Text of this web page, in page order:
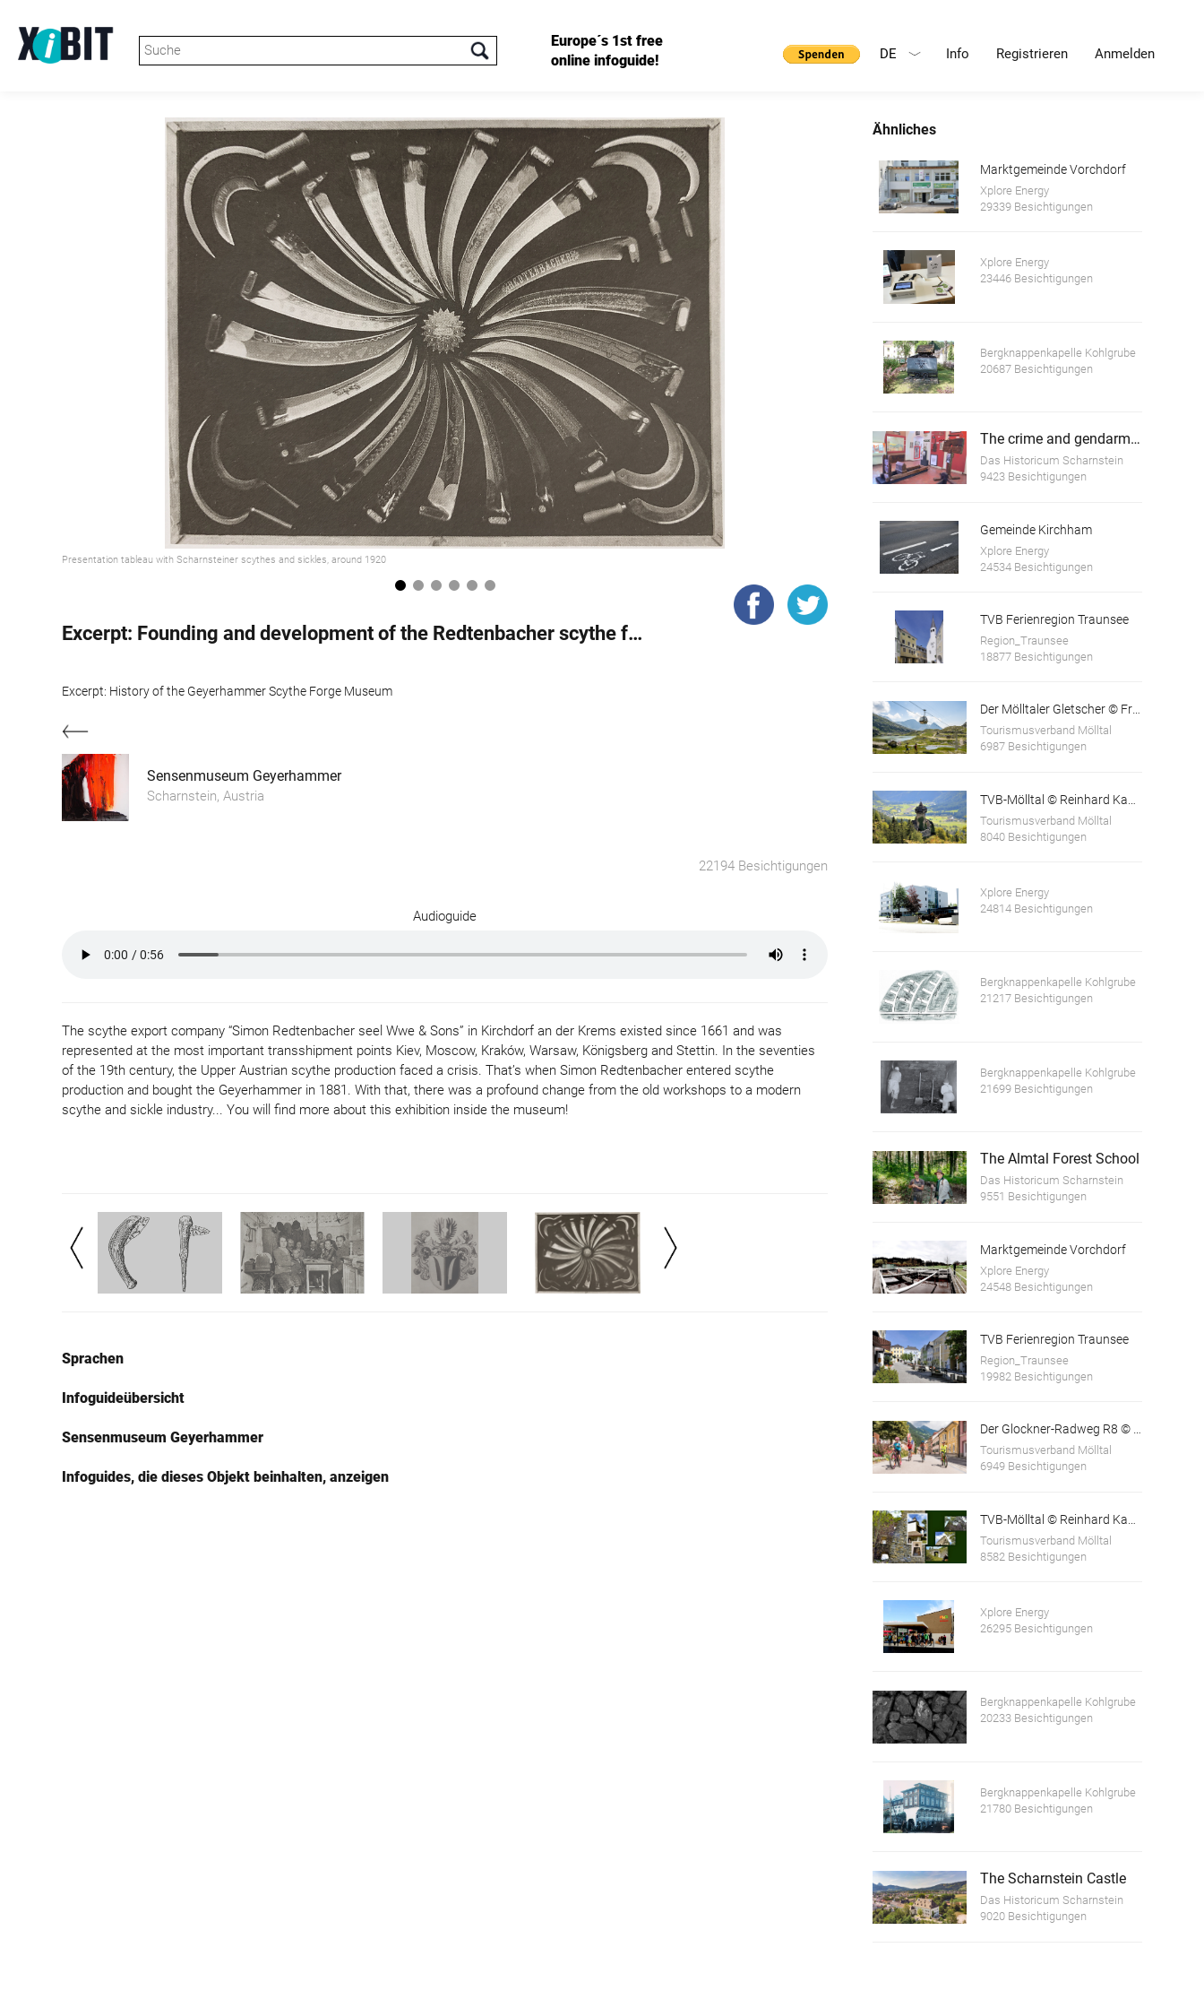
Europe´s 1st free
online infoguide!
Info Registrieren Anmelden
DE
Presentation tableau with Scharnsteiner scythes and sickles, around 1920 Company premises
Excerpt: Founding and development of the Redtenbacher scythe factory
Excerpt: History of the Geyerhammer Scythe Forge Museum
Sensenmuseum Geyerhammer
Scharnstein, Austria
22194 Besichtigungen
Audioguide
The scythe export company “Simon Redtenbacher seel Wwe & Sons” in Kirchdorf an der Krems existed since 1661 and was
represented at the most important transshipment points Kiev, Moscow, Kraków, Warsaw, Königsberg and Stettin. In the seventies
of the 19th century, the Upper Austrian scythe production faced a crisis. That’s when Simon Redtenbacher entered scythe
production and bought the Geyerhammer in 1881. With that, there was a profound change from the old workshops to a modern
scythe and sickle industry... You will find more about this exhibition inside the museum!
Sprachen
Infoguideübersicht
Sensenmuseum Geyerhammer
Infoguides, die dieses Objekt beinhalten, anzeigen
Ähnliches
Marktgemeinde Vorchdorf
Xplore Energy
29339 Besichtigungen
Xplore Energy
23446 Besichtigungen
Bergknappenkapelle Kohlgrube
20687 Besichtigungen
The crime and gendarmerie museum Scharnstein
Das Historicum Scharnstein
9423 Besichtigungen
Gemeinde Kirchham
Xplore Energy
24534 Besichtigungen
TVB Ferienregion Traunsee
Region_Traunsee
18877 Besichtigungen
Der Mölltaler Gletscher © Franz Gerdl und © Andi Frank
Tourismusverband Mölltal
6987 Besichtigungen
Tourismusverband Mölltal
8040 Besichtigungen
Xplore Energy
24814 Besichtigungen
Bergknappenkapelle Kohlgrube
21217 Besichtigungen
Bergknappenkapelle Kohlgrube
21699 Besichtigungen
The Almtal Forest School
Das Historicum Scharnstein
9551 Besichtigungen
Marktgemeinde Vorchdorf
Xplore Energy
24548 Besichtigungen
TVB Ferienregion Traunsee
Region_Traunsee
19982 Besichtigungen
Der Glockner-Radweg R8 © Franz Gerdl
Tourismusverband Mölltal
6949 Besichtigungen
Tourismusverband Mölltal
8582 Besichtigungen
Xplore Energy
26295 Besichtigungen
Bergknappenkapelle Kohlgrube
20233 Besichtigungen
Bergknappenkapelle Kohlgrube
21780 Besichtigungen
The Scharnstein Castle
Das Historicum Scharnstein
9020 Besichtigungen